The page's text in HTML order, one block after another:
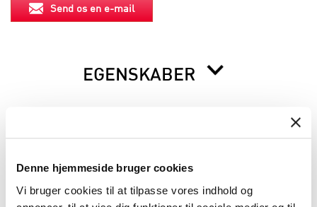
Denne hjemmeside bruger cookies
Vi bruger cookies til at tilpasse vores indhold og
Send os en e-mail
EGENSKABER
INFORMATION FØR DU BESTILLLER